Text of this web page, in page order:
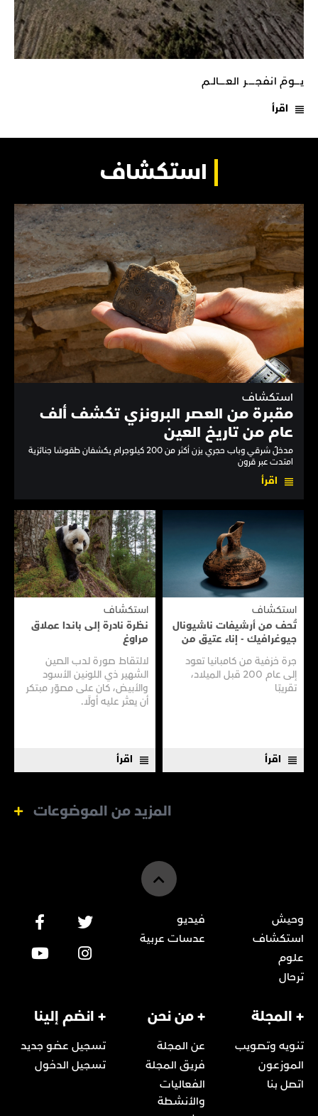
يـــومَ انفجـــــر العــــالـم
اقرأ
استكشاف
استكشاف
مقبرة من العصر البرونزي تكشف ألف
عام من تاريخ العين
مدخلٌ شرقي وباب حجري يزن أكثر من 200 كيلوجرام يكشفان طقوسًا جنائزية
امتدت عبر قرون
اقرأ
استكشاف
تُحف من أرشيفات ناشيونال
جيوغرافيك - إناء عتيق من
سفينـة عتيقـة
جرة خزفية من كامبانيا تعود
إلى عام 200 قبل الميلاد،
تقريبًا
اقرأ
استكشاف
نظرة نادرة إلى بانـدا عملاق
مراوغ
لالتقاط صورة لدب الصين
الشهير ذي اللونين الأسود
والأبيض، كان على مصوّر مبتكر
أن يعثر عليه أولًا.
اقرأ
المزيد من الموضوعات
وحيش
استكشاف
علوم
ترحال
فيديو
عدسات عربية
+ المجلة
تنويه وتصويب
الموزعون
اتصل بنا
+ من نحن
عن المجلة
فريق المجلة
الفعاليات
والأنشطة
+ انضم إلينا
تسجيل عضو جديد
تسجيل الدخول